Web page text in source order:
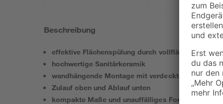
Beschreibung
effektive Flächenspülung durch vollflächig
hochwertige Sanitärkeramik
wandhängende Montage mit verdeckten
Zulauf oben und Ablauf unten
kompakte Maße und unauffälliges Format